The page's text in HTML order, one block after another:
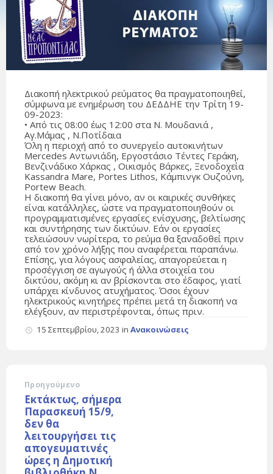
Διακοπή ηλεκτρικού ρεύματος θα πραγματοποιηθεί,
σύμφωνα με ενημέρωση του ΔΕΔΔΗΕ την Τρίτη 19-
09-2023:
• Από τις 08:00 έως 12:00 στα Ν. Mουδανιά ,
Αγ.Μάμας , Ν.Ποτίδαια
Όλη η περιοχή από το συνεργείο αυτοκινήτων
Mercedes Αντωνιάδη, Εργοστάσιο Τέντες Γεράκη,
Βενζινάδικο Χάρκας , Οικισμός Βάρκες, Ξενοδοχεία
Kassandra Mare, Portes Lithos, Κάμπινγκ Ουζούνη,
Portew Beach.
Η διακοπή θα γίνει μόνο, αν οι καιρικές συνθήκες
είναι κατάλληλες, ώστε να πραγματοποιηθούν οι
προγραμματισμένες εργασίες ενίσχυσης, βελτίωσης
και συντήρησης των δικτύων. Εάν οι εργασίες
τελειώσουν νωρίτερα, το ρεύμα θα ξαναδοθεί πριν
από τον χρόνο λήξης που αναφέρεται παραπάνω.
Επίσης, για λόγους ασφαλείας, απαγορεύεται η
προσέγγιση σε αγωγούς ή άλλα στοιχεία του
δικτύου, ακόμη κι αν βρίσκονται στο έδαφος, γιατί
υπάρχει κίνδυνος ατυχήματος. Όσοι έχουν
ηλεκτρικούς κινητήρες πρέπει μετά τη διακοπή να
ελέγξουν, αν περιστρέφονται, όπως πριν.
15 Σεπτεμβρίου, 2023 in Ανακοινώσεις
Προηγούμενο
Εκτάκτως, σήμερα
Παρασκευή 15/9,
δεν θα
λειτουργήσει τις
απογευματινές
ώρες η Δημοτική